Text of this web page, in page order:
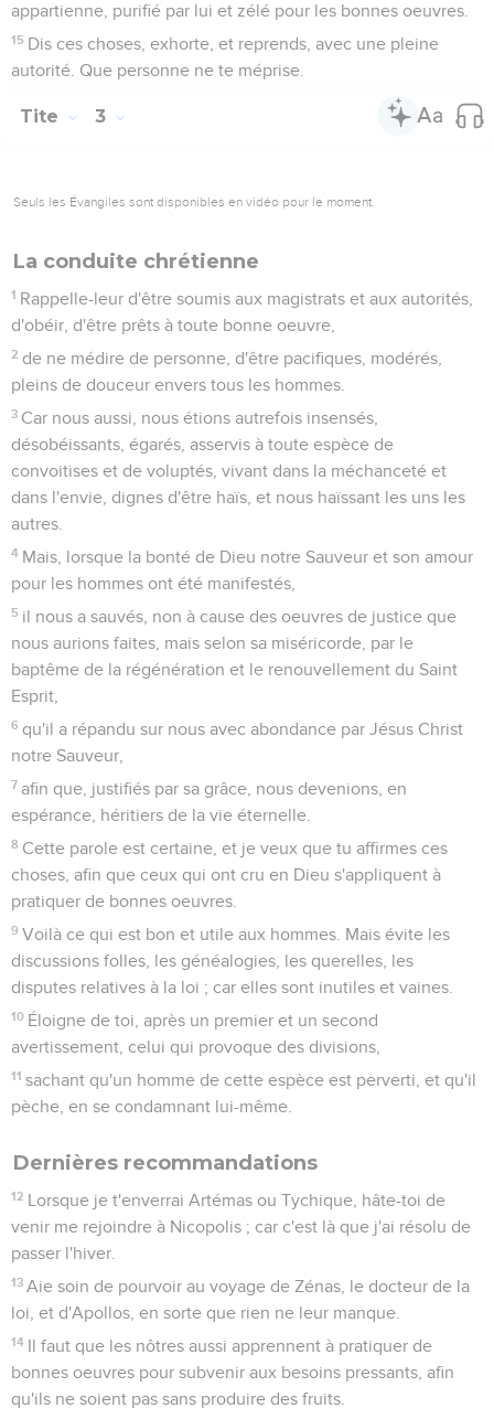
appartienne, purifié par lui et zélé pour les bonnes oeuvres.
15 Dis ces choses, exhorte, et reprends, avec une pleine
autorité. Que personne ne te méprise.
Tite 3
Seuls les Évangiles sont disponibles en vidéo pour le moment.
La conduite chrétienne
1 Rappelle-leur d'être soumis aux magistrats et aux autorités,
d'obéir, d'être prêts à toute bonne oeuvre,
2 de ne médire de personne, d'être pacifiques, modérés,
pleins de douceur envers tous les hommes.
3 Car nous aussi, nous étions autrefois insensés,
désobéissants, égarés, asservis à toute espèce de
convoitises et de voluptés, vivant dans la méchanceté et
dans l'envie, dignes d'être haïs, et nous haïssant les uns les
autres.
4 Mais, lorsque la bonté de Dieu notre Sauveur et son amour
pour les hommes ont été manifestés,
5 il nous a sauvés, non à cause des oeuvres de justice que
nous aurions faites, mais selon sa miséricorde, par le
baptême de la régénération et le renouvellement du Saint
Esprit,
6 qu'il a répandu sur nous avec abondance par Jésus Christ
notre Sauveur,
7 afin que, justifiés par sa grâce, nous devenions, en
espérance, héritiers de la vie éternelle.
8 Cette parole est certaine, et je veux que tu affirmes ces
choses, afin que ceux qui ont cru en Dieu s'appliquent à
pratiquer de bonnes oeuvres.
9 Voilà ce qui est bon et utile aux hommes. Mais évite les
discussions folles, les généalogies, les querelles, les
disputes relatives à la loi ; car elles sont inutiles et vaines.
10 Éloigne de toi, après un premier et un second
avertissement, celui qui provoque des divisions,
11 sachant qu'un homme de cette espèce est perverti, et qu'il
pèche, en se condamnant lui-même.
Dernières recommandations
12 Lorsque je t'enverrai Artémas ou Tychique, hâte-toi de
venir me rejoindre à Nicopolis ; car c'est là que j'ai résolu de
passer l'hiver.
13 Aie soin de pourvoir au voyage de Zénas, le docteur de la
loi, et d'Apollos, en sorte que rien ne leur manque.
14 Il faut que les nôtres aussi apprennent à pratiquer de
bonnes oeuvres pour subvenir aux besoins pressants, afin
qu'ils ne soient pas sans produire des fruits.